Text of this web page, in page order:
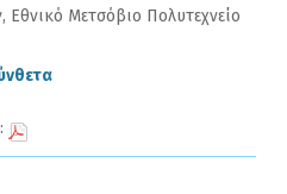
Μετσόβιο Πολυτεχνείο